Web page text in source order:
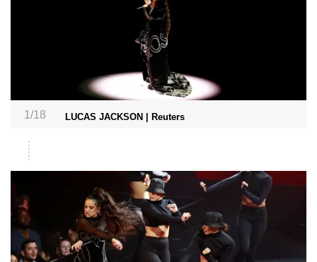
1/18 LUCAS JACKSON | Reuters